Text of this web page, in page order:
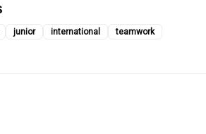
junior international teamwork